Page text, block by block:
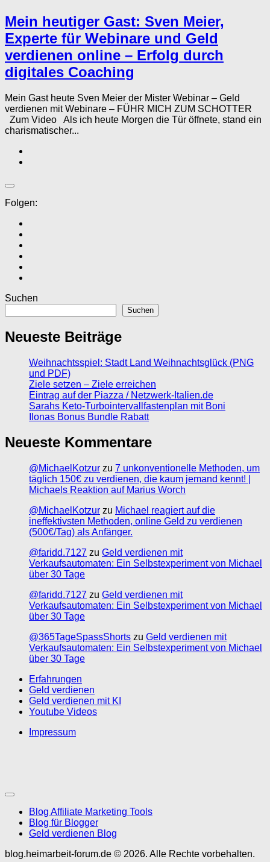
Mein heutiger Gast: Sven Meier,
Experte für Webinare und Geld
verdienen online – Erfolg durch
digitales Coaching
Mein Gast heute Sven Meier der Mister Webinar – Geld
verdienen mit Webinare – FÜHR MICH ZUM SCHOTTER
Zum Video Als ich heute Morgen die Tür öffnete, stand ein
charismatischer...
Folgen:
Suchen
Suchen
Neueste Beiträge
Weihnachtsspiel: Stadt Land Weihnachtsglück (PNG
und PDF)
Ziele setzen – Ziele erreichen
Eintrag auf der Piazza / Netzwerk-Italien.de
Sarahs Keto-Turbointervallfastenplan mit Boni
Ilonas Bonus Bundle Rabatt
Neueste Kommentare
@MichaelKotzur zu 7 unkonventionelle Methoden, um
täglich 150€ zu verdienen, die kaum jemand kennt! |
Michaels Reaktion auf Marius Worch
@MichaelKotzur zu Michael reagiert auf die
ineffektivsten Methoden, online Geld zu verdienen
(500€/Tag) als Anfänger.
@faridd.7127 zu Geld verdienen mit
Verkaufsautomaten: Ein Selbstexperiment von Michael
über 30 Tage
@faridd.7127 zu Geld verdienen mit
Verkaufsautomaten: Ein Selbstexperiment von Michael
über 30 Tage
@365TageSpassShorts zu Geld verdienen mit
Verkaufsautomaten: Ein Selbstexperiment von Michael
über 30 Tage
Erfahrungen
Geld verdienen
Geld verdienen mit KI
Youtube Videos
Impressum
Blog Affiliate Marketing Tools
Blog für Blogger
Geld verdienen Blog
blog.heimarbeit-forum.de © 2026. Alle Rechte vorbehalten.